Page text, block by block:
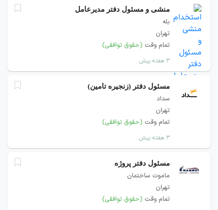
منشی و مسئول دفتر مدیرعامل
بله
تهران
تمام وقت (حقوق توافقی)
۳ هفته پیش
مسئول دفتر (زنجیره تامین)
سداد
تهران
تمام وقت (حقوق توافقی)
۳ هفته پیش
مسئول دفتر پروژه
ماموت ساختمان
تهران
تمام وقت (حقوق توافقی)